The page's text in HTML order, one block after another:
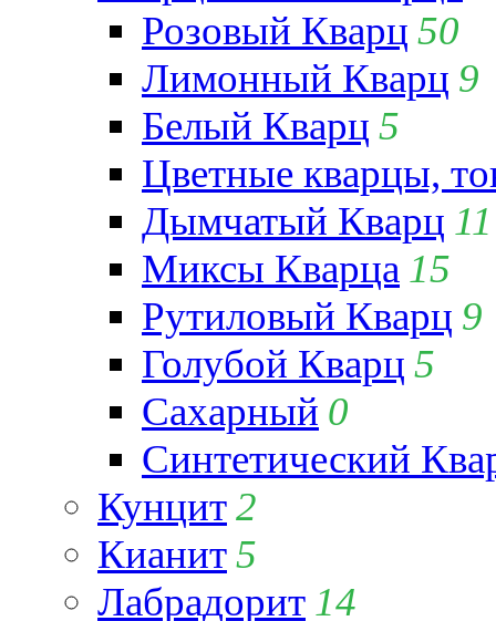
Розовый Кварц 50
Лимонный Кварц 9
Белый Кварц 5
Цветные кварцы,
Дымчатый Кварц 11
Миксы Кварца 15
Рутиловый Кварц 9
Голубой Кварц 5
Сахарный 0
Синтетический
Кунцит2
Кианит5
Лабрадорит 14